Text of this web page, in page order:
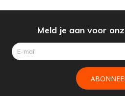
Meld je aan voor